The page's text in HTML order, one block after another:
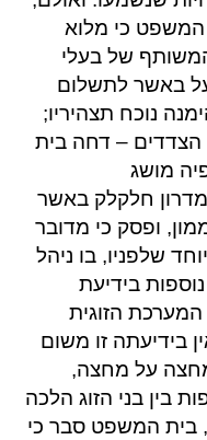
המשפט כי מלוא
של בעלי
באשר לתשלום
נוכח תצהיריו;
הצדדים – דחה בית
מושג
מדרון חלקלק באשר
ופסק כי מדובר
שלפניו, בו ניהל
בידיעת
הזוגית
בידיעתה זו משום
על מחצה,
בין בני הזוג הלכה
בית המשפט סבר כי